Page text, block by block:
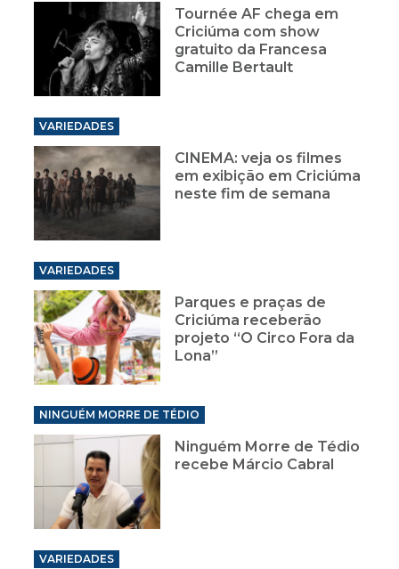
Tournée AF chega em
Criciúma com show
gratuito da Francesa
Camille Bertault
VARIEDADES
CINEMA: veja os filmes
em exibição em Criciúma
neste fim de semana
VARIEDADES
Parques e praças de
Criciúma receberão
projeto “O Circo Fora da
Lona”
NINGUÉM MORRE DE TÉDIO
Ninguém Morre de Tédio
recebe Márcio Cabral
VARIEDADES